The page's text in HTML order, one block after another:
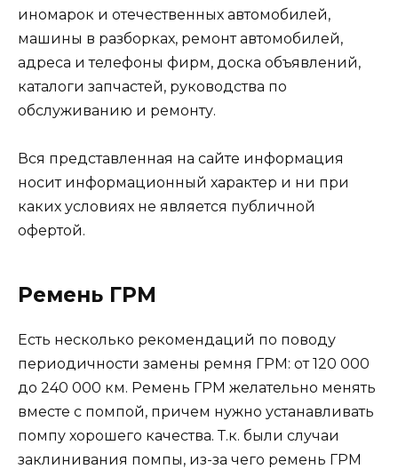
иномарок и отечественных автомобилей,
машины в разборках, ремонт автомобилей,
адреса и телефоны фирм, доска объявлений,
каталоги запчастей, руководства по
обслуживанию и ремонту.
Вся представленная на сайте информация
носит информационный характер и ни при
каких условиях не является публичной
офертой.
Ремень ГРМ
Есть несколько рекомендаций по поводу
периодичности замены ремня ГРМ: от 120 000
до 240 000 км. Ремень ГРМ желательно менять
вместе с помпой, причем нужно устанавливать
помпу хорошего качества. Т.к. были случаи
заклинивания помпы, из-за чего ремень ГРМ